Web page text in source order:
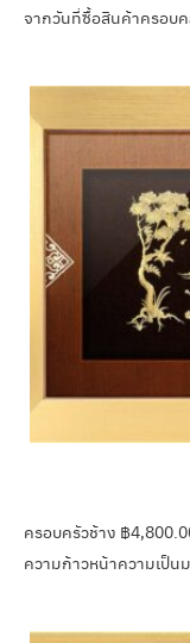
จากวันที่ซื้อสินค้าครอบ
ครอบครัวช้าง ฿
ความก้าวหน้าความเป็น